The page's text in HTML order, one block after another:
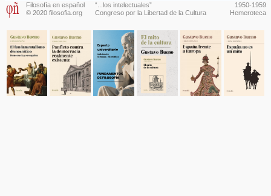
Filosofía en español
© 2020 filosofia.org
“...los intelectuales”
Congreso por la Libertad de la Cultura
1950-1959
Hemeroteca